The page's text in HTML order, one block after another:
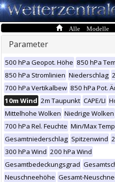
Alle Modelle
Parameter
500 hPa Geopot. Höhe 850 hPa
850 hPa Stromlinien Niederschlag
700 hPa Vertikalbew 850 hPa Pot.
10m Wind 2m Taupunkt CAPE/LI
Mittelhohe Wolken Niedrige Wolken
700 hPa Rel. Feuchte Min/Max
Gesamtniederschlag Spitzenwind
300 hPa Wind 200 hPa Wind
Gesamtbedeckungsgrad
Neuschneehöhe Gesamt-